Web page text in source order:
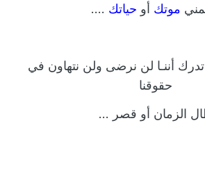
موتكأو حياتك....
أننـا لن نرضى ولن نتهاون في
حقوقنا
الزمانأوقصر ...